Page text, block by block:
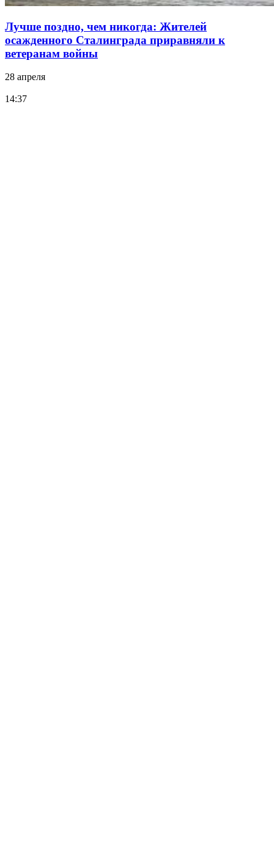
Лучше поздно, чем никогда: Жителей
осажденного Сталинграда приравняли к
ветеранам войны
28 апреля
14:37